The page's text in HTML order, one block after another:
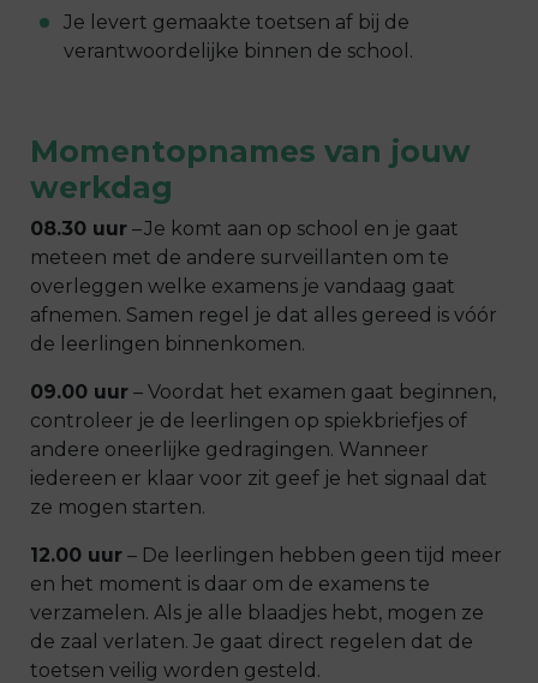
Je levert gemaakte toetsen af bij de
verantwoordelijke binnen de school.
Momentopnames van jouw
werkdag
08.30 uur – Je komt aan op school en je gaat
meteen met de andere surveillanten om te
overleggen welke examens je vandaag gaat
afnemen. Samen regel je dat alles gereed is vóór
de leerlingen binnenkomen.
09.00 uur – Voordat het examen gaat beginnen,
controleer je de leerlingen op spiekbriefjes of
andere oneerlijke gedragingen. Wanneer
iedereen er klaar voor zit geef je het signaal dat
ze mogen starten.
12.00 uur – De leerlingen hebben geen tijd meer
en het moment is daar om de examens te
verzamelen. Als je alle blaadjes hebt, mogen ze
de zaal verlaten. Je gaat direct regelen dat de
toetsen veilig worden gesteld.